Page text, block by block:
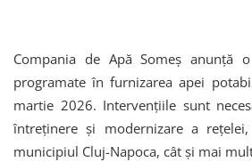
Compania de Apă Someș anunță
programate în furnizarea apei
martie 2026. Intervențiile sunt
întreținere și modernizare a
municipiul Cluj-Napoca, cât și mai